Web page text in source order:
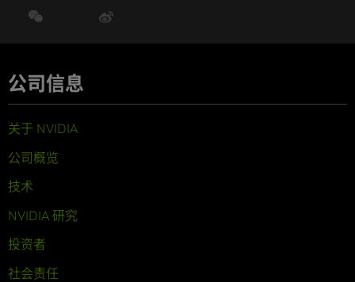
公司信息
关于 NVIDIA
公司概览
技术
NVIDIA 研究
投资者
社会责任